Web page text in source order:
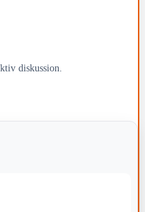
diskussion.